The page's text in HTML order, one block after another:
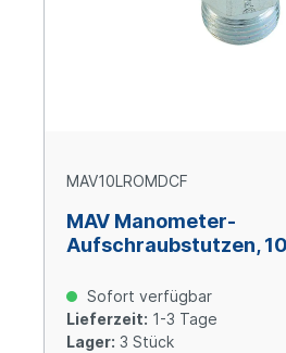
MAV10LROMDCF
MAV Manometer-
Aufschraubstutzen,
Sofort verfügbar
Lieferzeit: 1-3 Tage
Lager: 3 Stück